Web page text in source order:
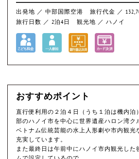
出発地 ／ 中部国際空港
旅行代金 ／
旅行日数 ／ 2泊4日
観光地 ／ ハノイ
おすすめポイント
直行便利用の２泊４日（うち１泊は機内泊
部のハノイ市を中心に世界遺産ハロン湾ク
ベトナム伝統芸能の水上人形劇や市内観光
充実しています。
また最終日は午前中にハノイ市内観光した